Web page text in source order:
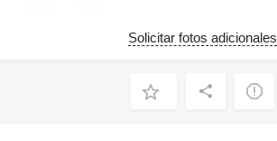
Solicitar fotos adicionales